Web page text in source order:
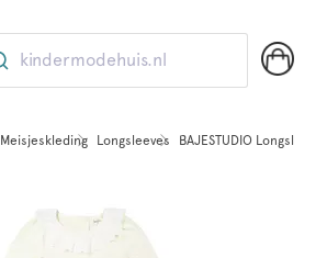
kindermodehuis.nl
Meisjeskleding Longsleeves BAJESTUDIO Longsleeve